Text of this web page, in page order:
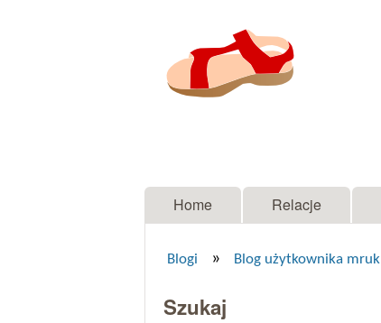
Menu główne
Home Relacje
Blogi » Blog użytkownika mruk
Szukaj